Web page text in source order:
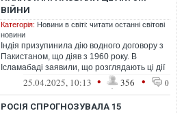
ВІЙНИ
Категорія: Новини в світі: читати останні світові
новини
Індія призупинила дію водного договору з
Пакистаном, що діяв з 1960 року. В
Ісламабаді заявили, що розглядають ці дії
як акт війни25.04.2025, 10:13 • 356 • 0
РОСІЯ СПРОГНОЗУВАЛА 15